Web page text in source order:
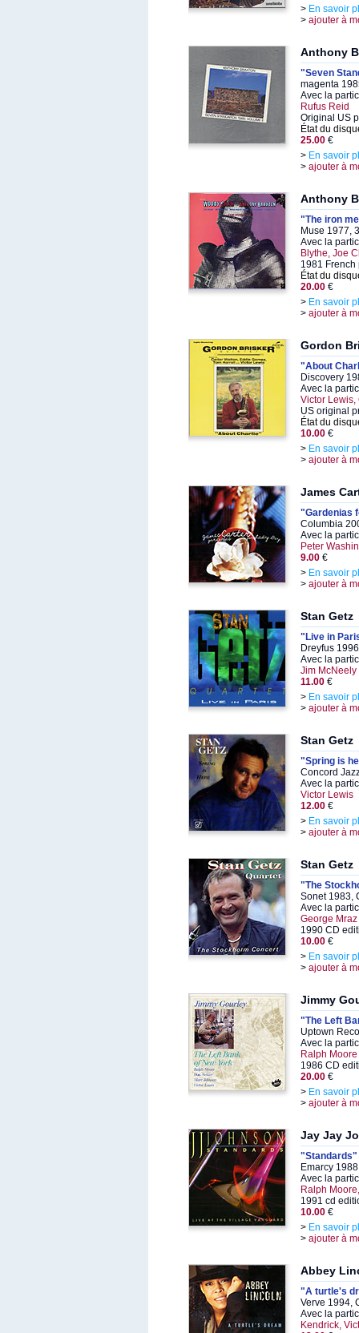
> En savoir
> ajouter à
Anthony
"Seven
magenta
Avec la
Rufus Reid
Original US
État du
25.00 €
> En savoir
> ajouter à
Anthony
"The iron
Muse 1977,
Avec la
Blythe, Joe
1981 French
État du
20.00 €
> En savoir
> ajouter à
Gordon
"About
Discovery
Avec la
Victor Lewis,
US original
État du
10.00 €
> En savoir
> ajouter à
James
"Gardenias
Columbia
Avec la
Peter
9.00 €
> En savoir
> ajouter à
Stan Getz
"Live in
Dreyfus
Avec la
Jim McNeely
11.00 €
> En savoir
> ajouter à
Stan Getz
"Spring is
Concord
Avec la
Victor Lewis
12.00 €
> En savoir
> ajouter à
Stan Getz
"The
Sonet 1983,
Avec la
George Mraz
1990 CD
10.00 €
> En savoir
> ajouter à
Jimmy
"The Left
Uptown
Avec la
Ralph Moore
1986 CD
20.00 €
> En savoir
> ajouter à
Jay Jay
"Standards"
Emarcy
Avec la
Ralph
1991 cd
10.00 €
> En savoir
> ajouter à
Abbey
"A turtle's
Verve 1994,
Avec la
Kendrick,